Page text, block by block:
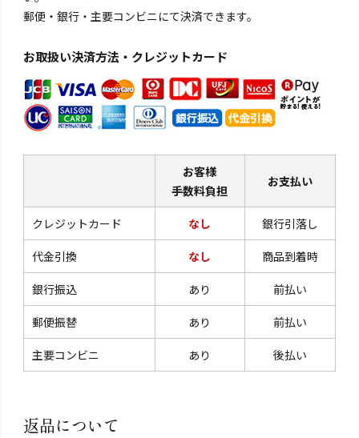
郵便・銀行・主要コンビニにて決済できます。
お取扱い決済方法・クレジットカード
お客様
手数料負担
お支払い
クレジットカード なし 銀行引落し
代金引換 なし 商品到着時
銀行振込 あり 前払い
郵便振替 あり 前払い
主要コンビニ あり 後払い
返品について